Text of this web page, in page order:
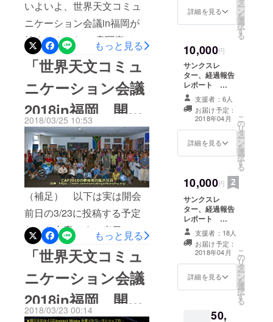
動が行われました。 こちら
は、手話に関するワーク
ショップの一幕。 身振り手
振りでグループごとの話し
合いが盛り上がっていま
す。 こちらは、国立天文台
が開発した宇宙ビュワー
MITAKAのワークショップの
様子。 ゲームコントローラ
で操作する宇宙に興味深く
見入る参加者たちは、みな
３Ｄサングラスを着用して
こわもて風に。なかなかの
迫力です。 また、こちら
は、実際に自分のＰＣに
MITAKAをインストールし
て、操作する参加者の様
子。外国からの参加者の多
くはMAC派の方も多かった
れました。扉絵は、その様
子。300名以上の参加者がサ
イエンスホールに集い、和
気あいあいとした様子を見
せています。 こちらは、
25日の昼食時に行われた宇
宙御茶会の様子。参加チ
ケットは25日の朝、受付に
て配布しましたが、20枚が
あっという間になくなる人
気でした。 このお茶会で
は、現地の老舗和菓子店
「善太郎商店」から提供さ
れた美しい和菓子に歓声が
上がっていました。その名
も「宙の巡り（そらのめぐ
り）」。超新星残骸のカシ
オペヤ座Aをイメージして同
社で菓子作り30年のベテラ
いよいよ、世界天文コミュ
ニケーション会議in福岡が
始まりました。 扉写真は、
開催当日、福岡市科学館の
開館前の入り口の様子で
す。CAP仕様に飾られて参
加者のお迎えを待っていま
す。 こちらは、インフォ
メーションの様子です。日
本に不案内な外国の参加者
たちの不安を取り除く窓口
です。また、今回の国際会
議は、メディアでも取り上
げられているので、報道関
係の受付もこちらで行って
います。 ついに、会議の始
まりです。 初日の本日のス
ケジュールは、1日を通して
全体会儀です。全体講演
もっと見る
「世界天文コミュ
ニケーション会議
2018in福岡 開催
直前レポー
ト！」 ―経過
報告 第6弾―
2018/03/25 10:53
（補足） 以下は実は開会
前日の3/23に投稿する予定
だった内容です。当日に投
稿したつもりだったのです
が、通信状態などの要因で
きちんとできていなかった
ようです。飛ばして、現地
レポートに入ろうかと思い
もっと見る
「世界天文コミュ
ニケーション会議
2018in福岡 開催
2018/03/23 00:14
詳細を見る ー
ン
を
選
択
す
る
10,000円
サンクスレ
ター、経過報告
レポート
CAP2018in福岡
大会一日参加
券 （大会参加
券は2017年11月
～12月頃お届け
予定）
支援者：6人
お届け予定：
2018年04月
詳細を見る
こ
の
リ
タ
ー
ン
を
選
択
す
る
10,000円
サンクスレ
ター、経過報告
レポート
CAP2018参加者
バッグ＋大会集
録論文誌（論文
誌は2018年6月
お届け予定）
支援者：18人
お届け予定：
2018年04月
詳細を見る
こ
の
リ
タ
ー
ン
を
選
択
す
る
50,